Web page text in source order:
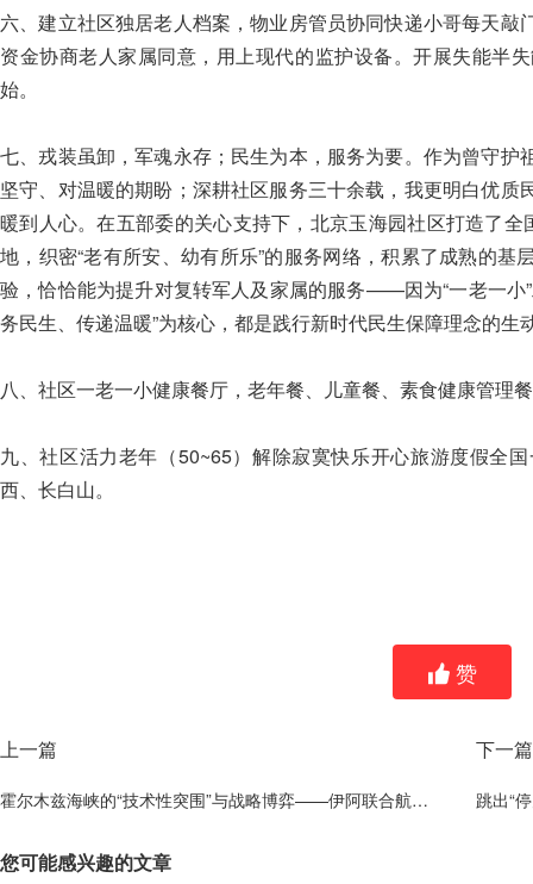
六、建立社区独居老人档案，物业房管员协同快递小哥每天
资金协商老人家属同意，用上现代的监护设备。开展失能半
始。
七、戎装虽卸，军魂永存；民生为本，服务为要。作为曾守
坚守、对温暖的期盼；深耕社区服务三十余载，我更明白优
暖到人心。在五部委的关心支持下，北京玉海园社区打造了全
地，织密“老有所安、幼有所乐”的服务网络，积累了成熟的
验，恰恰能为提升对复转军人及家属的服务——因为“一老一小
务民生、传递温暖”为核心，都是践行新时代民生保障理念的生
八、社区一老一小健康餐厅，老年餐、儿童餐、素食健康管理
九、社区活力老年（50~65）解除寂寞快乐开心旅游度假全
西、长白山。
赞
上一篇
霍尔木兹海峡的“技术性突围”与战略博弈——伊阿联合航道协议的地缘逻辑与局限
下一篇
跳出“
您可能感兴趣的文章